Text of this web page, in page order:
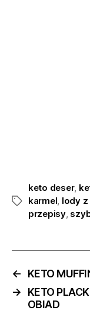
keto deser,
karmel, lody z
przepisy,
←
KETO
→
KETO
OBIAD